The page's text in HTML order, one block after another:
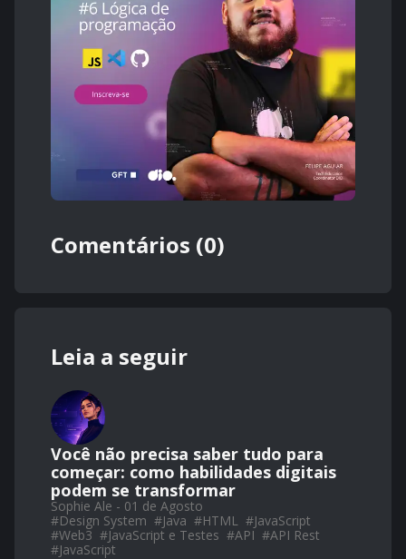
Comentários (0)
Leia a seguir
Você não precisa saber tudo para
começar: como habilidades digitais
podem se transformar
Sophie Ale - 01 de Agosto
#Design System #Java #HTML #JavaScript
#Web3 #JavaScript e Testes #API #API Rest
#JavaScript